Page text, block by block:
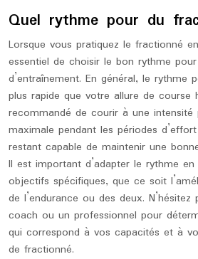
Quel rythme pour du
Lorsque vous pratiquez le fractionné
essentiel de choisir le bon rythme
d’entraînement. En général, le rythme
plus rapide que votre allure de course
recommandé de courir à une
maximale pendant les périodes
restant capable de maintenir une
Il est important d’adapter le rythme
objectifs spécifiques, que ce soit
de l’endurance ou des deux.
coach ou un professionnel pour
qui correspond à vos capacités et à
de fractionné.